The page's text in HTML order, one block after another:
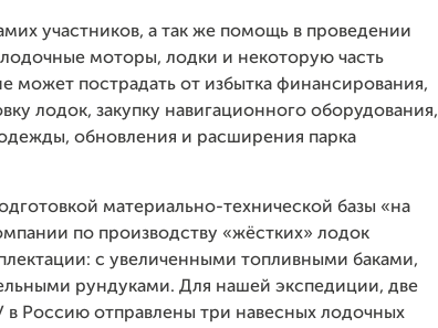
участников, а так же помощь в проведении
моторы, лодки и некоторую часть
может пострадать от избытка финансирования,
лодок, закупку навигационного оборудования,
обновления и расширения парка
материально-технической базы «на
по производству «жёстких» лодок
с увеличенными топливными баками,
рундуками. Для нашей экспедиции, две
Россию отправлены три навесных лодочных